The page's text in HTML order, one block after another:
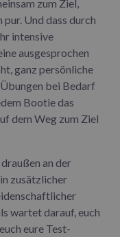
zum Ziel,
Und dass durch
intensive
ausgesprochen
ganz persönliche
bei Bedarf
Bootie das
dem Weg zum Ziel
an der
zusätzlicher
wartet darauf, euch
eure Test-